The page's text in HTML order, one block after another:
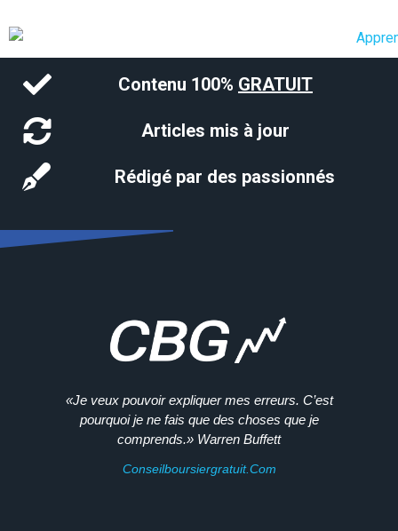
Contenu 100% GRATUIT
Articles mis à jour
Rédigé par des passionnés
«Je veux pouvoir expliquer mes erreurs. C’est
pourquoi je ne fais que des choses que je
comprends.» Warren Buffett
Conseilboursiergratuit.com